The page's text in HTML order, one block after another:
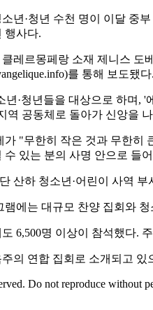
년·청년 수천 명이 이달 중
행사다.
레르몽페랑 소재 제니스 도
를 통해 보도됐다.
년·청년들을 대상으로 하며
역 공동체로 돌아가 신앙을
"무한히 작은 것과 무한
있는 분의 사명 안으로 들
산하 청소년·어린이 사역
에는 대규모 찬양 집회와
6,500명 이상이 참석했다.
의 연합 집회로 소개되고
Do not reproduce without